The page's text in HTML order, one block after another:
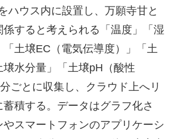
ハウス内に設置し、万願寺甘と
係すると考えられる「温度」「湿
「土壌EC（電気伝導度）」「土
水分量」「土壌pH（酸性
ごとに収集し、クラウド上へリ
積する。データはグラフ化さ
やスマートフォンのアプリケーシ